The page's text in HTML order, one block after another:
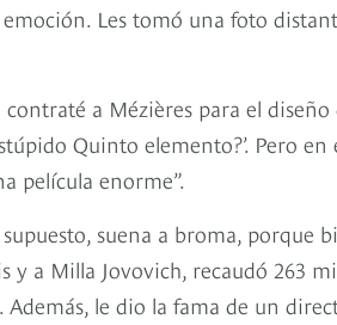
Les tomó una foto
a Mézières para el
Quinto elemento?’. Pero
película enorme”.
supuesto, suena a broma, porque
y a Milla Jovovich, recaudó 263
Además, le dio la fama de un